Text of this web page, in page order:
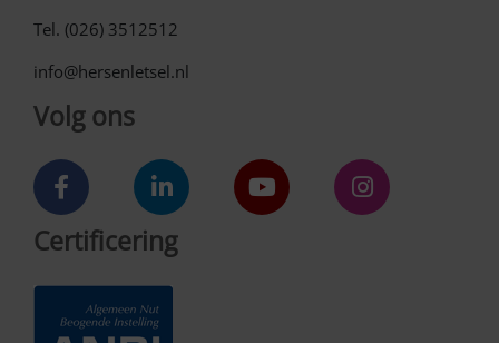
Tel. (026) 3512512
info@hersenletsel.nl
Volg ons
Certificering